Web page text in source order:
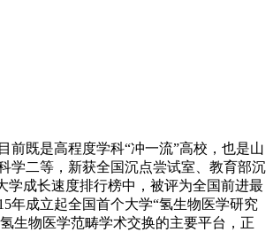
既是高程度学科“冲一流”高校，也是山
学二等，新获全国沉点尝试室、教育部沉
学成长速度排行榜中，被评为全国前进最
年成立起全国首个大学“氢生物医学研究
生物医学范畴学术交换的主要平台，正